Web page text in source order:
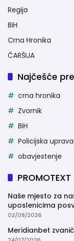
Regija
BiH
Crna Hronika
ČARŠIJA
Najčešće
crna hronika
Zvornik
BiH
Policijska
obavjestenje
PROMOTEXT
Naše mjesto za
uposlenicima
trenutak
02/08/2026
Meridianbet